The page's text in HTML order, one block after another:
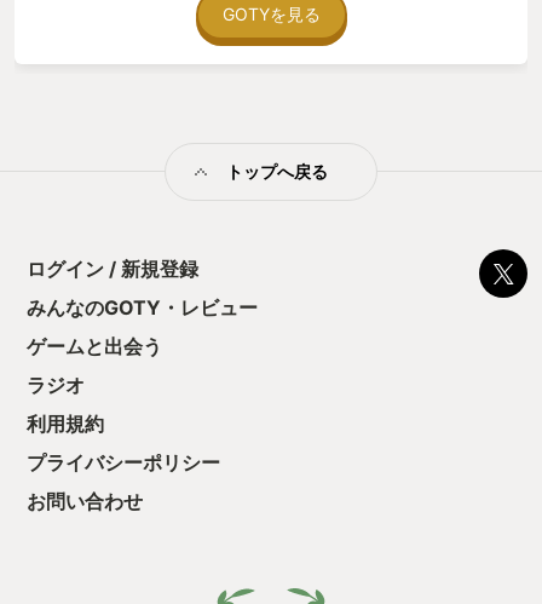
た。スタッフロールを見終わり、タイトル画面が表示されると
思わず拍手していた。良い物語をありがとう。
GOTYを見る
トップへ戻る
ログイン / 新規登録
みんなのGOTY・レビュー
ゲームと出会う
ラジオ
利用規約
プライバシーポリシー
お問い合わせ